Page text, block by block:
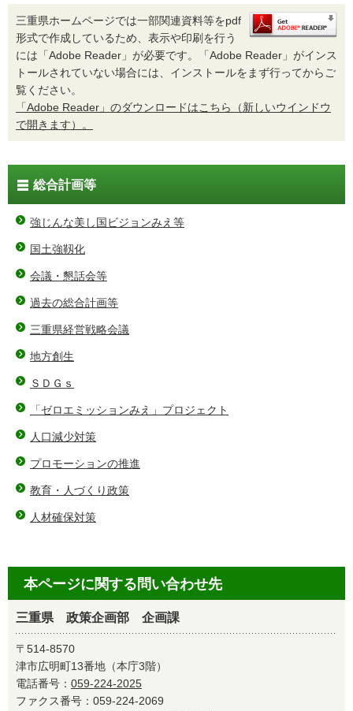
三重県ホームページでは一部関連資料等をpdf
形式で作成しているため、表示や印刷を行う
には「Adobe Reader」が必要です。「Adobe Reader」がインス
トールされていない場合には、インストールをまず行ってからご
覧ください。
「Adobe Reader」のダウンロードはこちら（新しいウインドウ
で開きます）。
総合計画等
強じんな美し国ビジョンみえ等
国土強靱化
会議・懇話会等
過去の総合計画等
三重県経営戦略会議
地方創生
ＳＤＧｓ
「ゼロエミッションみえ」プロジェクト
人口減少対策
プロモーションの推進
教育・人づくり政策
人材確保対策
本ページに関する問い合わせ先
三重県 政策企画部 企画課
〒514-8570
津市広明町13番地（本庁3階）
電話番号： 059-224-2025
ファクス番号：059-224-2069